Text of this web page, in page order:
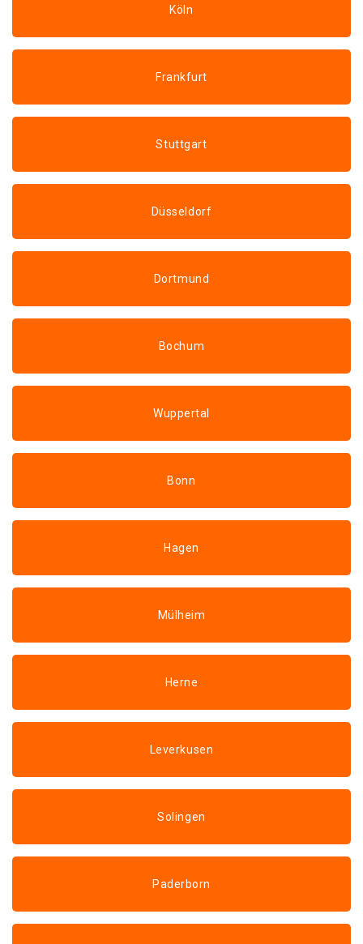
Köln
Frankfurt
Stuttgart
Düsseldorf
Dortmund
Bochum
Wuppertal
Bonn
Hagen
Mülheim
Herne
Leverkusen
Solingen
Paderborn